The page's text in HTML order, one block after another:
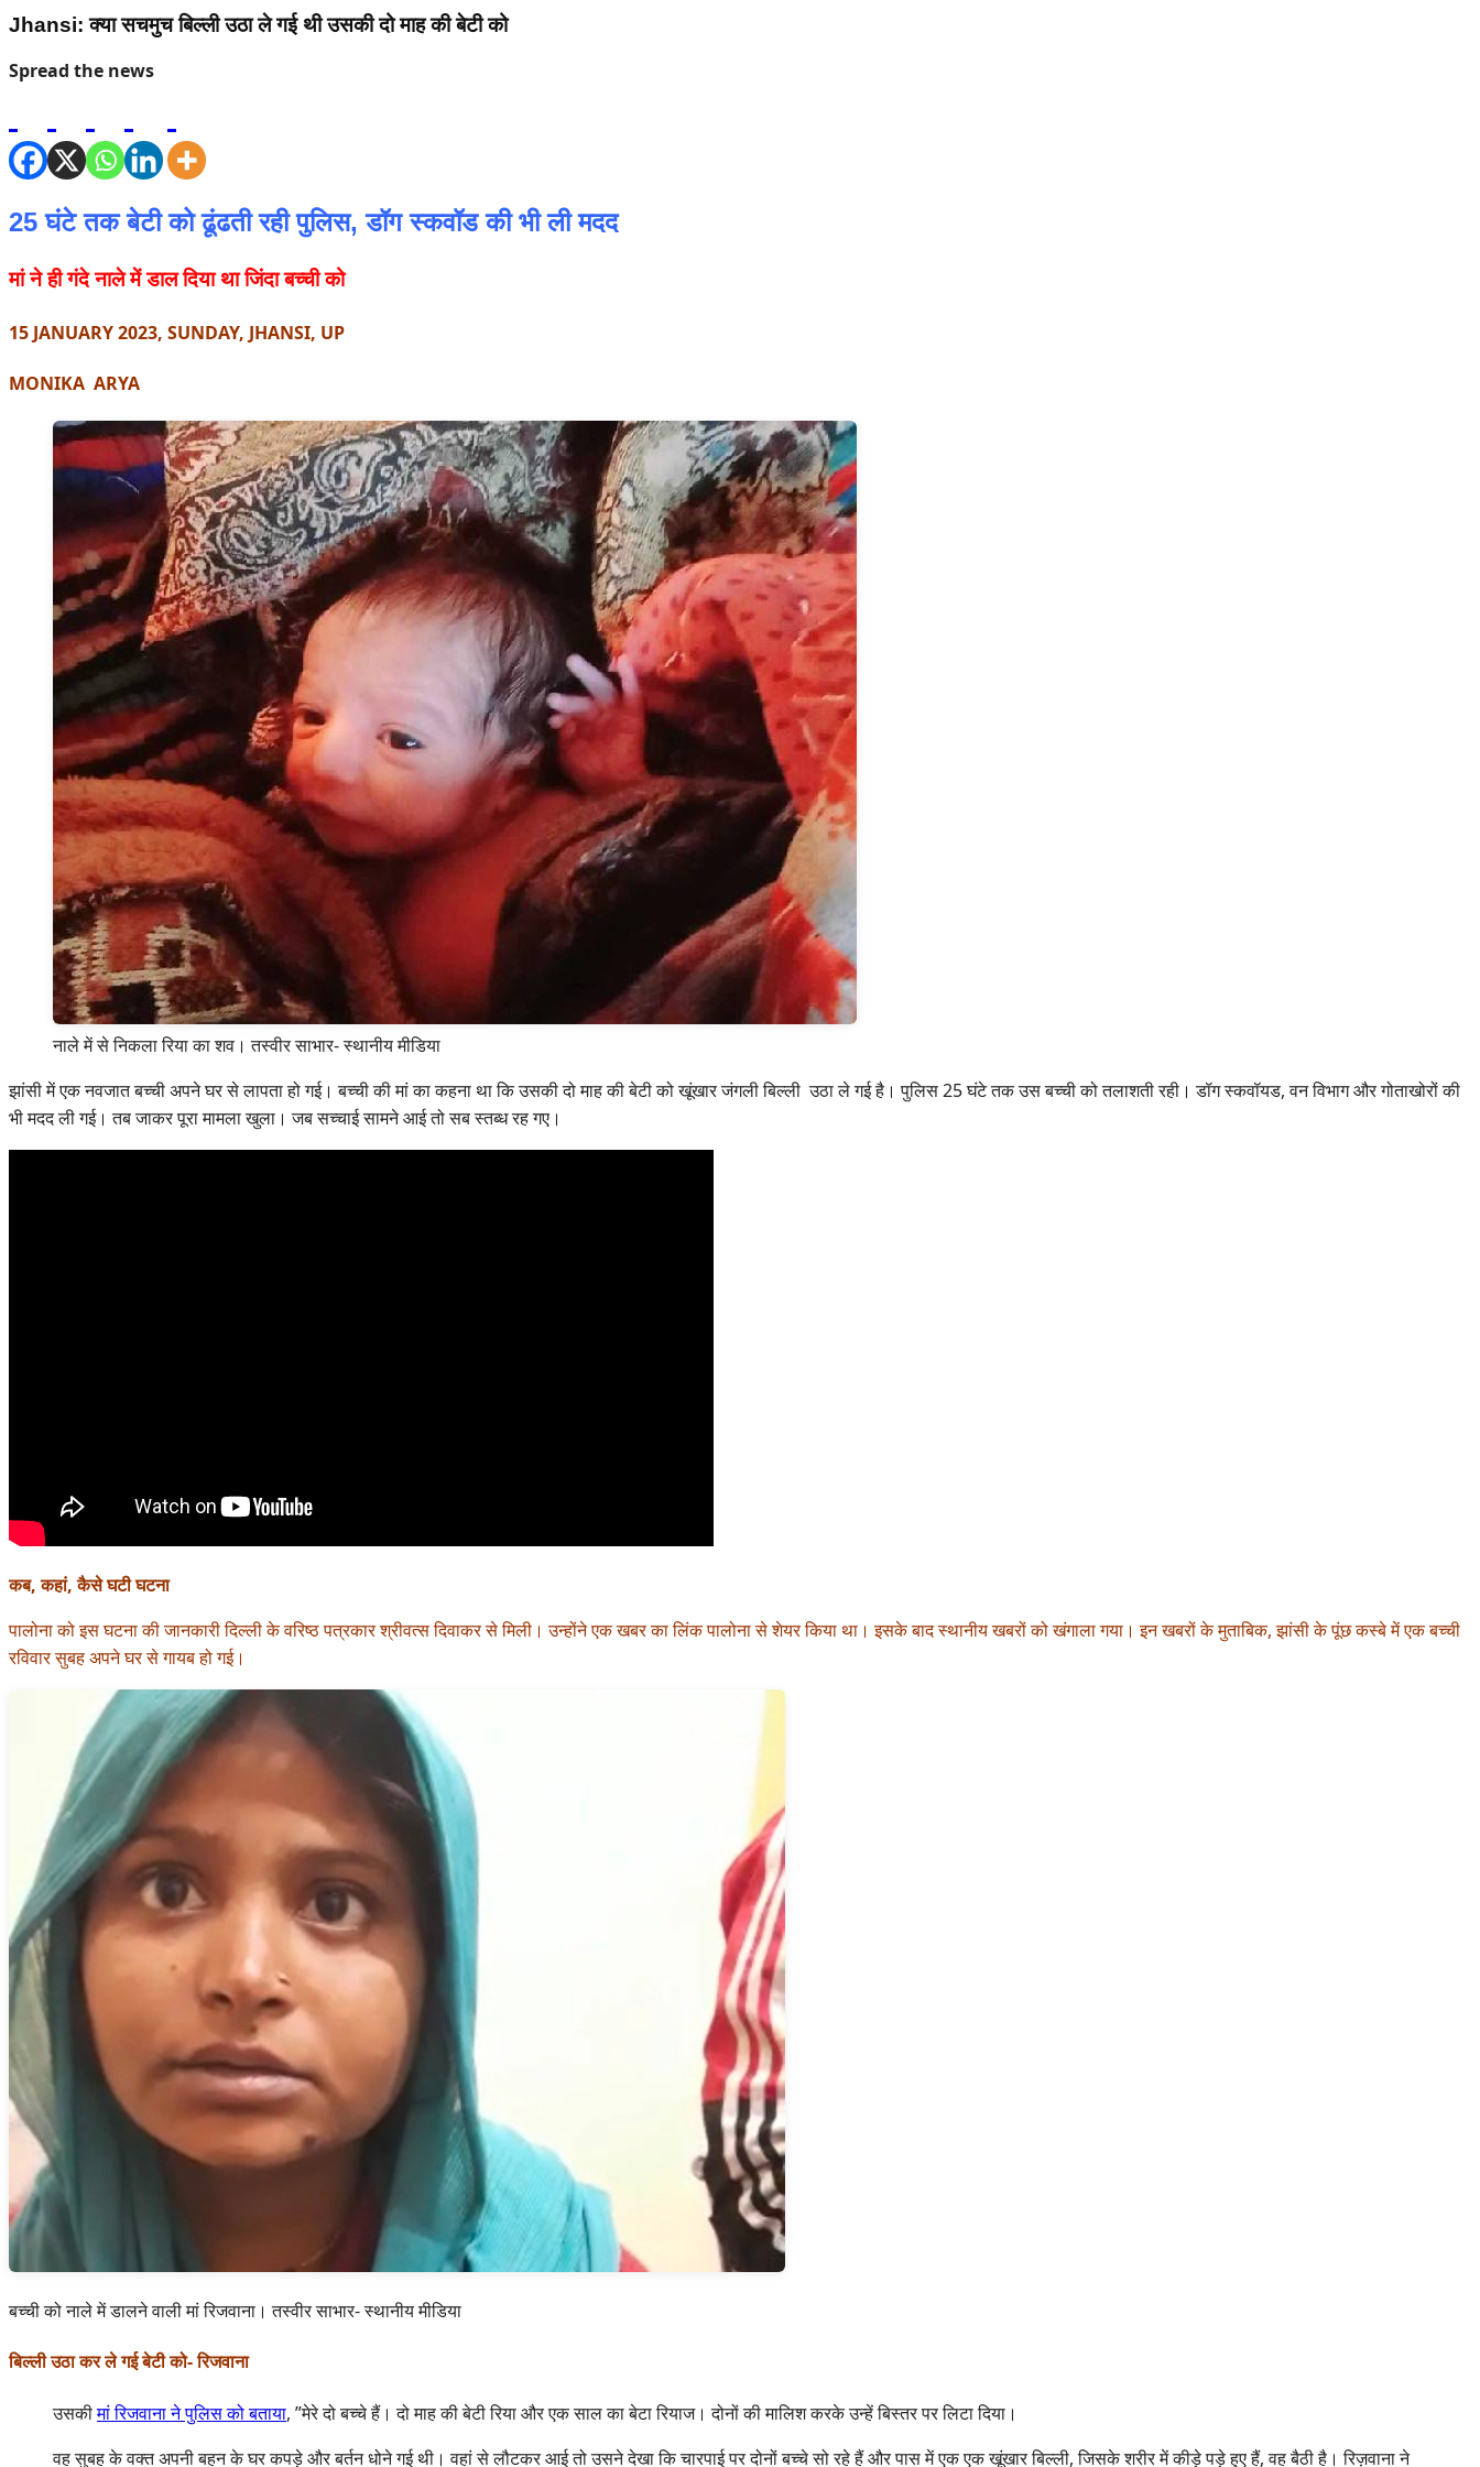
Jhansi: क्या सचमुच बिल्ली उठा ले गई थी उसकी दो माह की बेटी को
Spread the news
25 घंटे तक बेटी को ढूंढती रही पुलिस, डॉग स्कवॉड की भी ली मदद
मां ने ही गंदे नाले में डाल दिया था जिंदा बच्ची को
15 JANUARY 2023, SUNDAY, JHANSI, UP
MONIKA ARYA
नाले में से निकला रिया का शव। तस्वीर साभार- स्थानीय मीडिया
झांसी में एक नवजात बच्ची अपने घर से लापता हो गई। बच्ची की मां का कहना था कि उसकी दो माह की बेटी को खूंखार जंगली बिल्ली उठा ले गई है। पुलिस 25 घंटे तक उस बच्ची को तलाशती रही। डॉग स्कवॉयड, वन विभाग और गोताखोरों की
भी मदद ली गई। तब जाकर पूरा मामला खुला। जब सच्चाई सामने आई तो सब स्तब्ध रह गए।
कब, कहां, कैसे घटी घटना
पालोना को इस घटना की जानकारी दिल्ली के वरिष्ठ पत्रकार श्रीवत्स दिवाकर से मिली। उन्होंने एक खबर का लिंक पालोना से शेयर किया था। इसके बाद स्थानीय खबरों को खंगाला गया। इन खबरों के मुताबिक, झांसी के पूंछ कस्बे में एक बच्ची
रविवार सुबह अपने घर से गायब हो गई।
बच्ची को नाले में डालने वाली मां रिजवाना। तस्वीर साभार- स्थानीय मीडिया
बिल्ली उठा कर ले गई बेटी को- रिजवाना
उसकीमां रिजवाना ने पुलिस को बताया, ”मेरे दो बच्चे हैं। दो माह की बेटी रिया और एक साल का बेटा रियाज। दोनों की मालिश करके उन्हें बिस्तर पर लिटा दिया।
वह सुबह के वक्त अपनी बहन के घर कपड़े और बर्तन धोने गई थी। वहां से लौटकर आई तो उसने देखा कि चारपाई पर दोनों बच्चे सो रहे हैं और पास में एक एक खूंखार बिल्ली, जिसके शरीर में कीड़े पड़े हुए हैं, वह बैठी है। रिज़वाना ने